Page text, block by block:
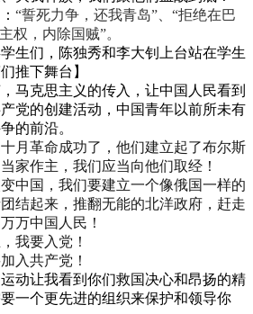
“誓死力争，还我青岛”、“拒绝在巴
权，内除国贼”。
生们，陈独秀和李大钊上台站在学生
推下舞台】
马克思主义的传入，让中国人民看到
党的创建活动，中国青年以前所未有
的前沿。
月革命成功了，他们建立起了布尔斯
家作主 ， 我们应当向他们取经！
中国， 我们要建立一个像俄国一样的
结起来 ， 推翻无能的北洋政府，赶走
万中国人民！
我要入党！
入共产党 ！
动让我看到你们救国决心和昂扬的精
一个更先进的组织来保护和领导你